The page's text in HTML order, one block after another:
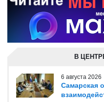
В
6 августа 2026
Самарская